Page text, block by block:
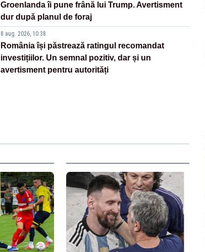
Groenlanda îi pune frână lui Trump. Avertisment
dur după planul de foraj
8 aug. 2026, 10:38
România își păstrează ratingul recomandat
investițiilor. Un semnal pozitiv, dar și un
avertisment pentru autorități